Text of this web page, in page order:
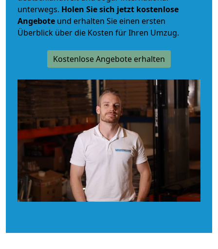
unterwegs. Holen Sie sich jetzt kostenlose
Angebote und erhalten Sie einen ersten
Überblick über die Kosten für Ihren Umzug.
Kostenlose Angebote erhalten